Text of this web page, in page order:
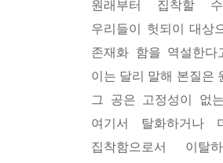
원래부터 집착할
우리들이 헛되이 대상
존재화 함을 역설한
이는 달리 말해 본질은
그 공은 고정성이 없
여기서 탈화하거나
집착함으로서 이탈